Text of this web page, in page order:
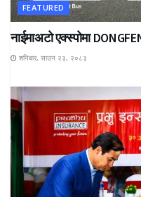
FEATURED
नाईमाअटो एक्स्पोमा
शनिबार, साउन २३, २०८३